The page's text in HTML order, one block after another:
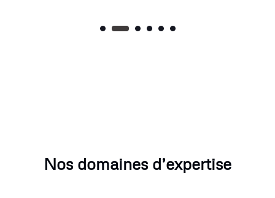
Nos domaines d’expertise